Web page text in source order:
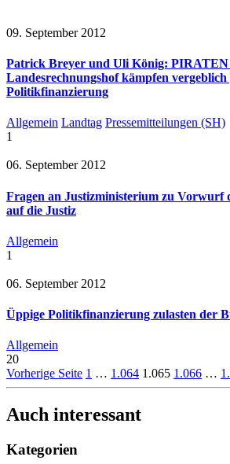
09. September 2012
Patrick Breyer und Uli König: PIRATEN
Landesrechnungshof kämpfen
Politikfinanzierung
Allgemein Landtag Pressemitteilungen (SH)
1
06. September 2012
Fragen an Justizministerium zu Vorwurf
auf die Justiz
Allgemein
1
06. September 2012
Üppige Politikfinanzierung zulasten der
Allgemein
20
Vorherige Seite 1 … 1.064 1.065 1.066 …
Auch interessant
Kategorien